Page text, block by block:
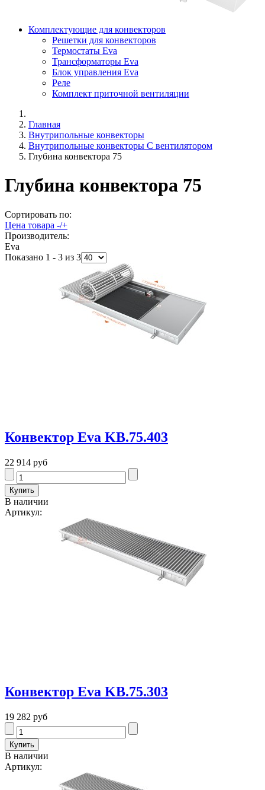
Комплектующие для конвекторов
Решетки для конвекторов
Термостаты Eva
Трансформаторы Eva
Блок управления Eva
Реле
Комплект приточной вентиляции
Главная
Внутрипольные конвекторы
Внутрипольные конвекторы C вентилятором
Глубина конвектора 75
Глубина конвектора 75
Сортировать по:
Цена товара -/+
Производитель:
Eva
Показано 1 - 3 из 3
Конвектор Eva KB.75.403
22 914 руб
В наличии
Артикул:
Конвектор Eva KB.75.303
19 282 руб
В наличии
Артикул: